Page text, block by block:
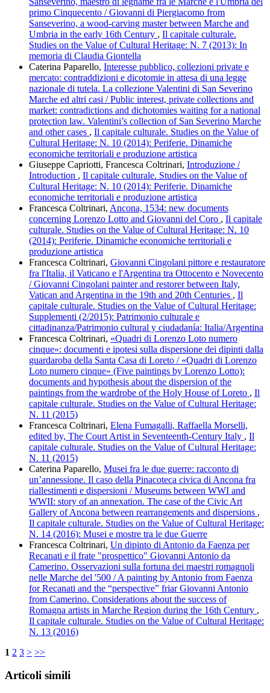
primo Cinquecento / Giovanni di Piergiacomo from
Sanseverino, a wood-carving master between Marche and
Umbria in the early 16th Century , Il capitale culturale.
Studies on the Value of Cultural Heritage: N. 7 (2013): In
memoria di Claudia Giontella
Caterina Paparello, Interesse pubblico, collezioni private e
mercato: contraddizioni e dicotomie in attesa di una legge
nazionale di tutela. La collezione Valentini di San Severino
Marche ed altri casi / Public interest, private collections and
market: contradictions and dichotomies waiting for a national
protection law. Valentini’s collection of San Severino Marche
and other cases , Il capitale culturale. Studies on the Value of
Cultural Heritage: N. 10 (2014): Periferie. Dinamiche
economiche territoriali e produzione artistica
Giuseppe Capriotti, Francesca Coltrinari, Introduzione /
Introduction , Il capitale culturale. Studies on the Value of
Cultural Heritage: N. 10 (2014): Periferie. Dinamiche
economiche territoriali e produzione artistica
Francesca Coltrinari, Ancona, 1534: new documents
concerning Lorenzo Lotto and Giovanni del Coro , Il capitale
culturale. Studies on the Value of Cultural Heritage: N. 10
(2014): Periferie. Dinamiche economiche territoriali e
produzione artistica
Francesca Coltrinari, Giovanni Cingolani pittore e restauratore
fra l'Italia, il Vaticano e l'Argentina tra Ottocento e Novecento
/ Giovanni Cingolani painter and restorer between Italy,
Vatican and Argentina in the 19th and 20th Centuries , Il
capitale culturale. Studies on the Value of Cultural Heritage:
Supplementi (2/2015): Patrimonio culturale e
cittadinanza/Patrimonio cultural y ciudadanía: Italia/Argentina
Francesca Coltrinari, «Quadri di Lorenzo Loto numero
cinque»: documenti e ipotesi sulla dispersione dei dipinti dalla
guardaroba della Santa Casa di Loreto / «Quadri di Lorenzo
Loto numero cinque» (Five paintings by Lorenzo Lotto):
documents and hypothesis about the dispersion of the
paintings from the wardrobe of the Holy House of Loreto , Il
capitale culturale. Studies on the Value of Cultural Heritage:
N. 11 (2015)
Francesca Coltrinari, Elena Fumagalli, Raffaella Morselli,
edited by, The Court Artist in Seventeenth-Century Italy , Il
capitale culturale. Studies on the Value of Cultural Heritage:
N. 11 (2015)
Caterina Paparello, Musei fra le due guerre: racconto di
un’annessione. Il caso della Pinacoteca civica di Ancona fra
riallestimenti e dispersioni / Museums between WWI and
WWII: story of an annexation. The case of the Civic Art
Gallery of Ancona between rearrangements and dispersions ,
Il capitale culturale. Studies on the Value of Cultural Heritage:
N. 14 (2016): Musei e mostre tra le due Guerre
Francesca Coltrinari, Un dipinto di Antonio da Faenza per
Recanati e il frate "prospettico" Giovanni Antonio da
Camerino. Osservazioni sulla fortuna dei maestri romagnoli
nelle Marche del '500 / A painting by Antonio from Faenza
for Recanati and the “perspective” friar Giovanni Antonio
from Camerino. Considerations about the success of
Romagna artists in Marche Region during the 16th Century ,
Il capitale culturale. Studies on the Value of Cultural Heritage:
N. 13 (2016)
1 2 3 > >>
Articoli simili